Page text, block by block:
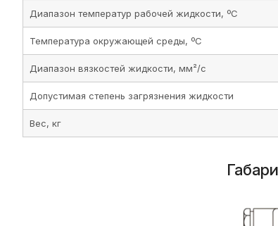
Диапазон температур рабочей жидкости, ºС
Температура окружающей среды, ºС
Диапазон вязкостей жидкости, мм²/с
Допустимая степень загрязнения жидкости
Вес, кг